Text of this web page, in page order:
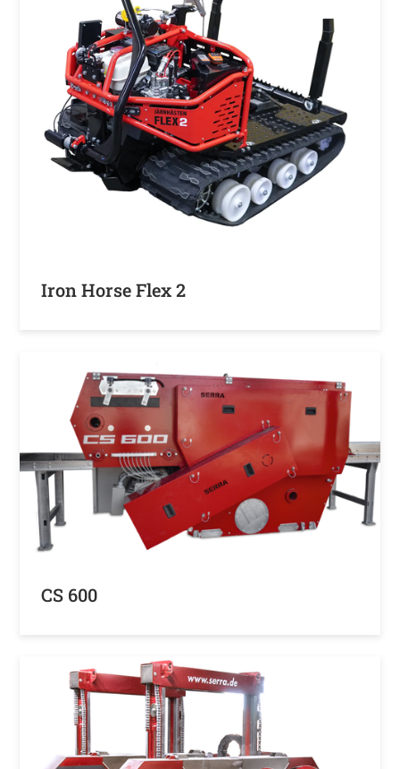
Iron Horse Flex 2
CS 600